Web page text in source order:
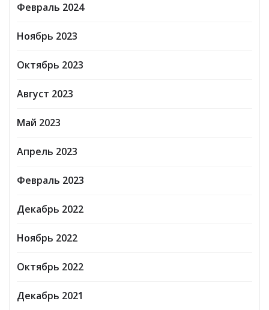
Февраль 2024
Ноябрь 2023
Октябрь 2023
Август 2023
Май 2023
Апрель 2023
Февраль 2023
Декабрь 2022
Ноябрь 2022
Октябрь 2022
Декабрь 2021